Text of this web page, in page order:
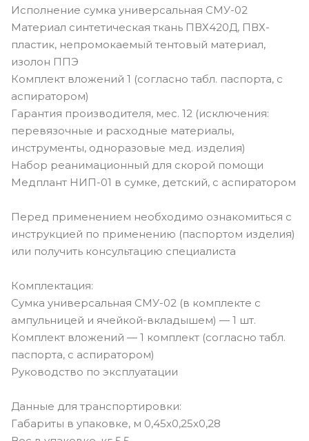
Исполнение сумка универсальная СМУ-02
Материал синтетическая ткань ПВХ420Д, ПВХ-
пластик, непромокаемый тентовый материал,
изолон ППЭ
Комплект вложений 1 (согласно табл. паспорта, с
аспиратором)
Гарантия производителя, мес. 12 (исключения:
перевязочные и расходные материалы,
инструменты, одноразовые мед. изделия)
Набор реанимационный для скорой помощи
Медплант НИП-01 в сумке, детский, с аспиратором
Перед применением необходимо ознакомиться с
инструкцией по применению (паспортом изделия)
или получить консультацию специалиста
Комплектация:
Сумка универсальная СМУ-02 (в комплекте с
ампульницей и ячейкой-вкладышем) — 1 шт.
Комплект вложений — 1 комплект (согласно табл.
паспорта, с аспиратором)
Руководство по эксплуатации
Данные для транспортировки:
Габариты в упаковке, м 0,45х0,25х0,28